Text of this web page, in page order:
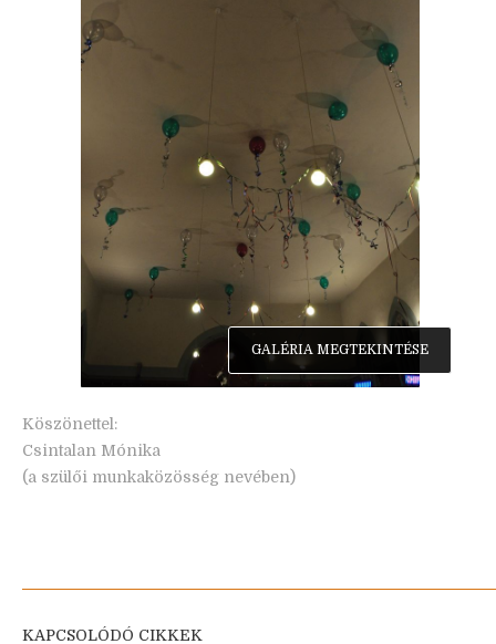
GALÉRIA MEGTEKINTÉSE
Köszönettel:
Csintalan Mónika
(a szülői munkaközösség nevében)
KAPCSOLÓDÓ CIKKEK